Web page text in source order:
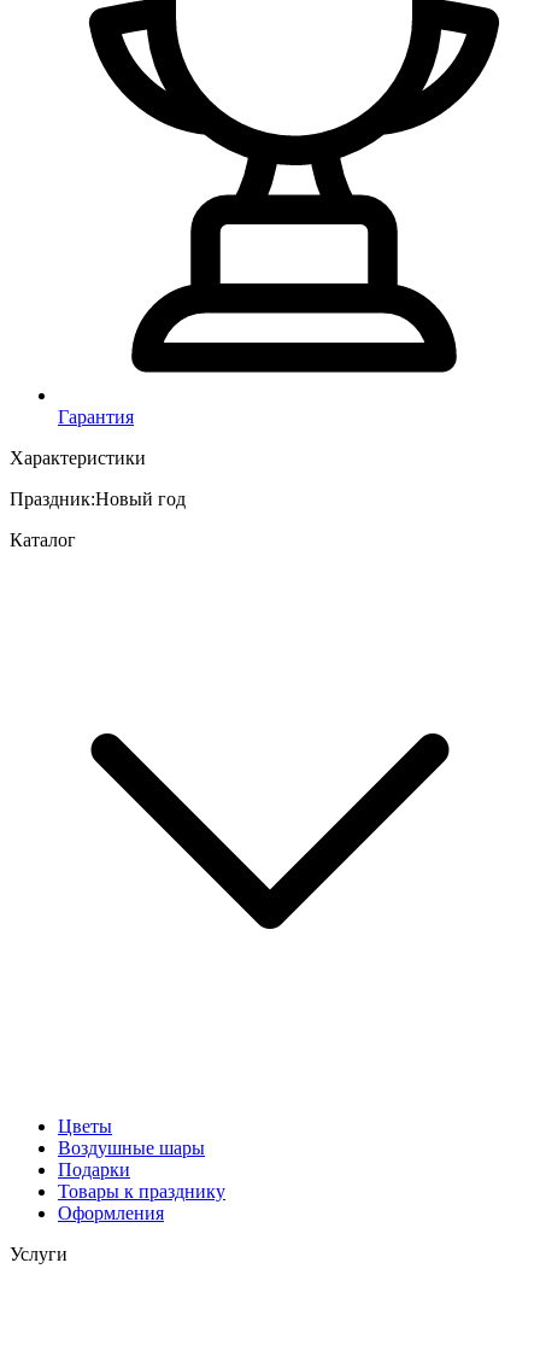
Гарантия
Характеристики
Праздник:Новый год
Каталог
Цветы
Воздушные шары
Подарки
Товары к празднику
Оформления
Услуги